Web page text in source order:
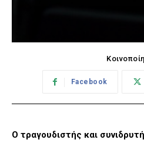
Facebook
Ο τραγουδιστής και